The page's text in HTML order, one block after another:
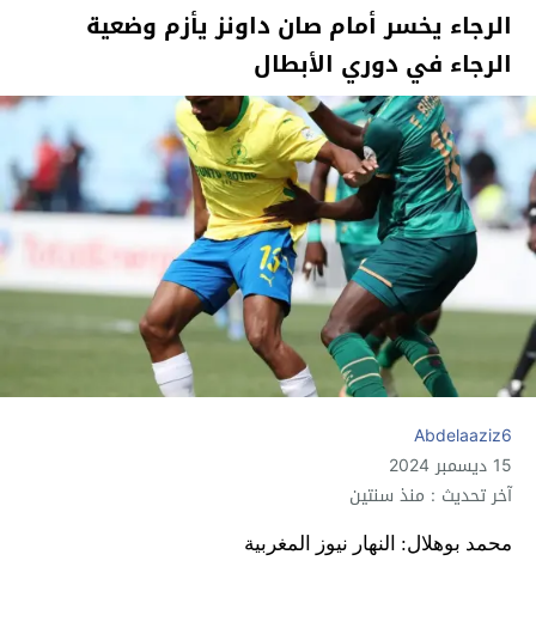
الرجاء يخسر أمام صان داونز يأزم وضعية
الرجاء في دوري الأبطال
Abdelaaziz6
15 ديسمبر 2024
آخر تحديث : منذ سنتين
محمد بوهلال: النهار نيوز المغربية